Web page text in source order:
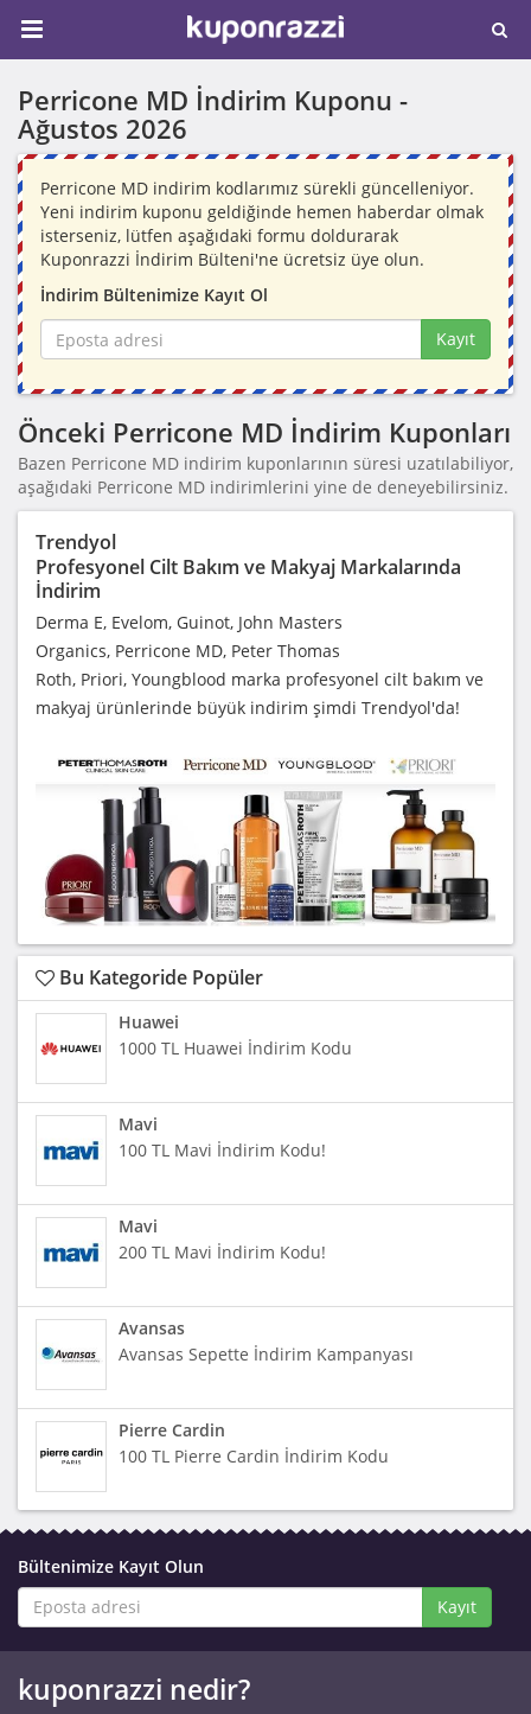
Perricone MD İndirim Kuponu -
Ağustos 2026
Perricone MD indirim kodlarımız sürekli güncelleniyor.
Yeni indirim kuponu geldiğinde hemen haberdar olmak
isterseniz, lütfen aşağıdaki formu doldurarak
Kuponrazzi İndirim Bülteni'ne ücretsiz üye olun.
İndirim Bültenimize Kayıt Ol
Kayıt
Önceki Perricone MD İndirim Kuponları
Bazen Perricone MD indirim kuponlarının süresi uzatılabiliyor,
aşağıdaki Perricone MD indirimlerini yine de deneyebilirsiniz.
Trendyol
Profesyonel Cilt Bakım ve Makyaj Markalarında
İndirim
Derma E, Evelom, Guinot, John Masters
Organics, Perricone MD, Peter Thomas
Roth, Priori, Youngblood marka profesyonel cilt bakım ve
makyaj ürünlerinde büyük indirim şimdi Trendyol'da!
Bu Kategoride Popüler
Huawei
1000 TL Huawei İndirim Kodu
Mavi
100 TL Mavi İndirim Kodu!
Mavi
200 TL Mavi İndirim Kodu!
Avansas
Avansas Sepette İndirim Kampanyası
Pierre Cardin
100 TL Pierre Cardin İndirim Kodu
Bültenimize Kayıt Olun
Kayıt
kuponrazzi nedir?